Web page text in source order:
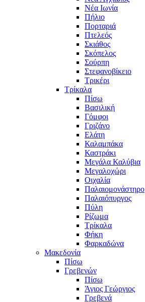
Νέα Ιωνία
Πήλιο
Πορταριά
Πτελεός
Σκιάθος
Σκόπελος
Σούρπη
Στεφανοβίκειο
Τρικέρι
Τρίκαλα
Πίσω
Βασιλική
Γόμφοι
Γριζάνο
Ελάτη
Καλαμπάκα
Καστράκι
Μεγάλα Καλύβια
Μεγαλοχώρι
Οιχαλία
Παλαιομονάστηρο
Παλαιόπυργος
Πύλη
Ρίζωμα
Τρίκαλα
Φήκη
Φαρκαδώνα
Μακεδονία
Πίσω
Γρεβενών
Πίσω
Άγιος Γεώργιος
Γρεβενά